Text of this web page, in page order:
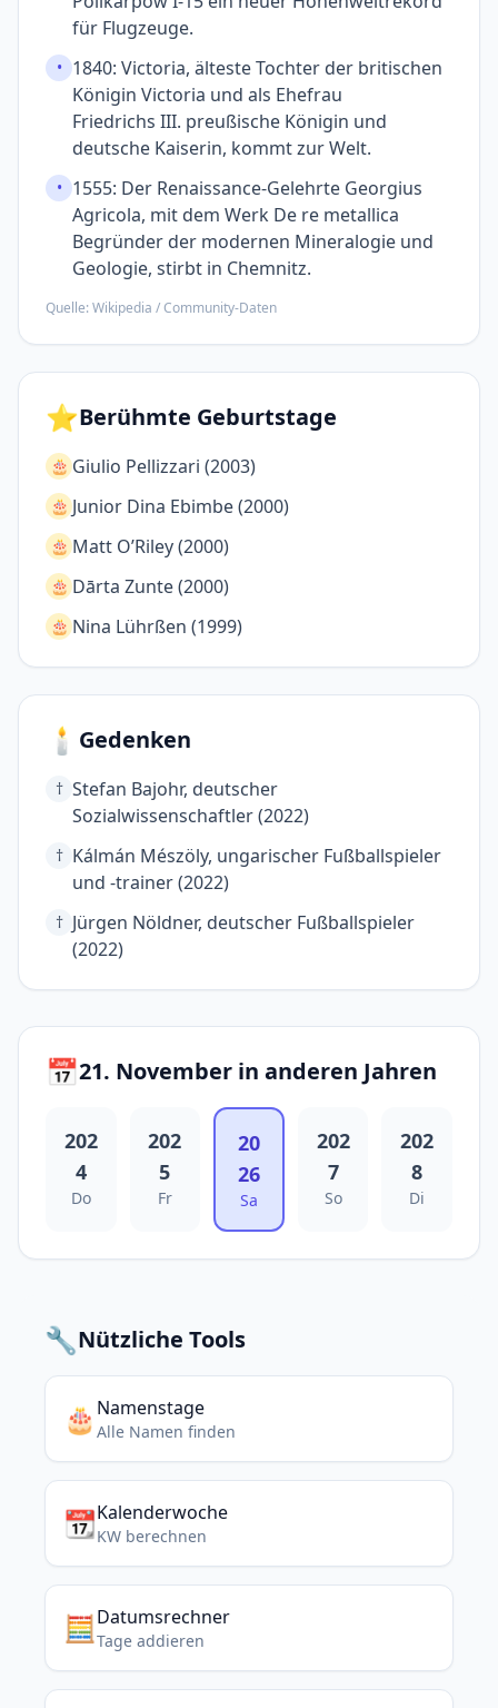
für Flug­zeuge.
• 1840: Victoria, älteste Tochter der britischen
Königin Victoria und als Ehe­frau
Friedrichs III. preußische Königin und
deutsche Kaiserin, kommt zur Welt.
• 1555: Der Renaissance-Gelehrte Georgius
Agricola, mit dem Werk De re metallica
Begründer der modernen Mineralogie und
Geologie, stirbt in Chemnitz.
Quelle: Wikipedia / Community-Daten
⭐Berühmte Geburtstage
🎂 Giulio Pellizzari (2003)
🎂 Junior Dina Ebimbe (2000)
🎂 Matt O’Riley (2000)
🎂 Dārta Zunte (2000)
🎂 Nina Lührßen (1999)
🕯️ Gedenken
† Stefan Bajohr, deutscher
Sozialwissenschaftler (2022)
† Kálmán Mészöly, ungarischer Fußballspieler
und -trainer (2022)
† Jürgen Nöldner, deutscher Fußballspieler
(2022)
📅21. November in anderen Jahren
202
4
Do
202
5
Fr
20
26
Sa
202
7
So
202
8
Di
🔧Nützliche Tools
🎂 Namenstage
Alle Namen finden
📆Kalenderwoche
KW berechnen
🧮Datumsrechner
Tage addieren